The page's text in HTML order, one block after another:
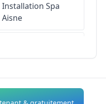
Installation Spa
Aisne
Allier